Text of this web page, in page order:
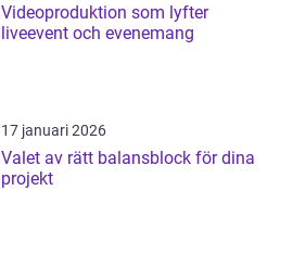
Videoproduktion som lyfter
liveevent och evenemang
17 januari 2026
Valet av rätt balansblock för dina
projekt